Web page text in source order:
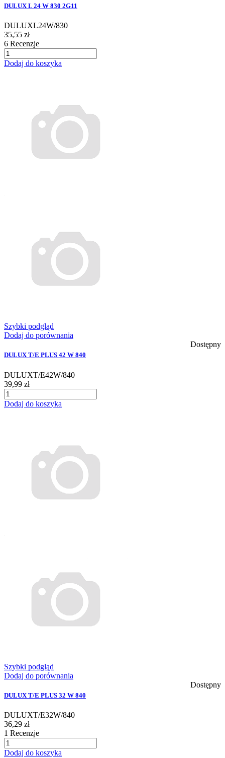
DULUX L 24 W 830 2G11
DULUXL24W/830
35,55 zł
6 Recenzje
Dodaj do koszyka
Szybki podgląd
Dodaj do porównania
Dostępny
DULUX T/E PLUS 42 W 840
DULUXT/E42W/840
39,99 zł
Dodaj do koszyka
Szybki podgląd
Dodaj do porównania
Dostępny
DULUX T/E PLUS 32 W 840
DULUXT/E32W/840
36,29 zł
1 Recenzje
Dodaj do koszyka